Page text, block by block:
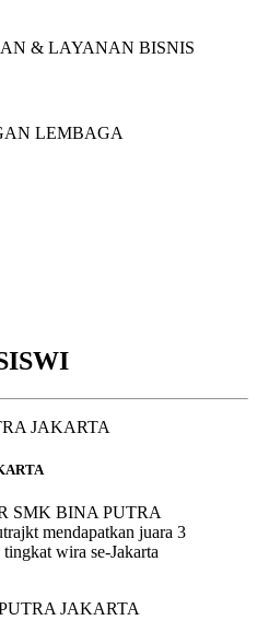
& LAYANAN BISNIS
LEMBAGA
SMK BINA PUTRA
mendapatkan juara 3
wira se-Jakarta